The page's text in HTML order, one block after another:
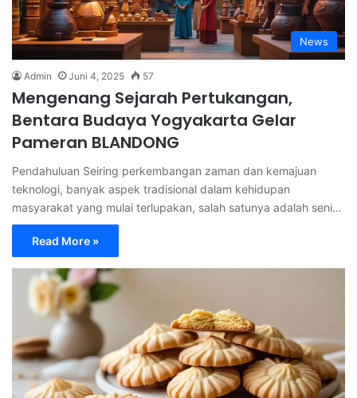
News
Admin Juni 4, 2025 57
Mengenang Sejarah Pertukangan,
Bentara Budaya Yogyakarta Gelar
Pameran BLANDONG
Pendahuluan Seiring perkembangan zaman dan kemajuan
teknologi, banyak aspek tradisional dalam kehidupan
masyarakat yang mulai terlupakan, salah satunya adalah seni…
Read More »